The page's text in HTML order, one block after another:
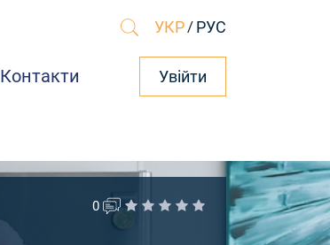
УКР / РУС
Контакти Увійти
0